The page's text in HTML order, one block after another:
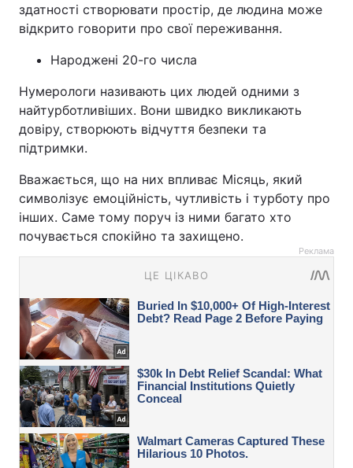
здатності створювати простір, де людина може
відкрито говорити про свої переживання.
Народжені 20-го числа
Нумерологи називають цих людей одними з
найтурботливіших. Вони швидко викликають
довіру, створюють відчуття безпеки та
підтримки.
Вважається, що на них впливає Місяць, який
символізує емоційність, чутливість і турботу про
інших. Саме тому поруч із ними багато хто
почувається спокійно та захищено.
Реклама